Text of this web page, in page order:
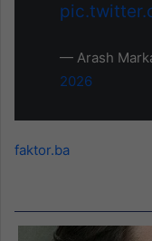
— Arash
2026
faktor.ba